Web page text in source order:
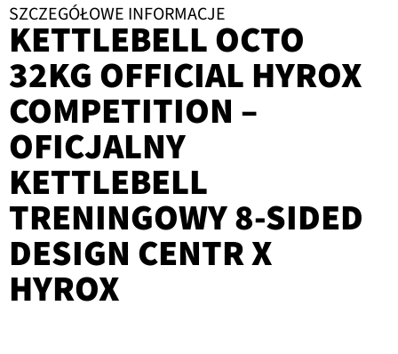
SZCZEGÓŁOWE INFORMACJE
KETTLEBELL OCTO
32KG OFFICIAL HYROX
COMPETITION –
OFICJALNY
KETTLEBELL
TRENINGOWY 8-SIDED
DESIGN CENTR X
HYROX